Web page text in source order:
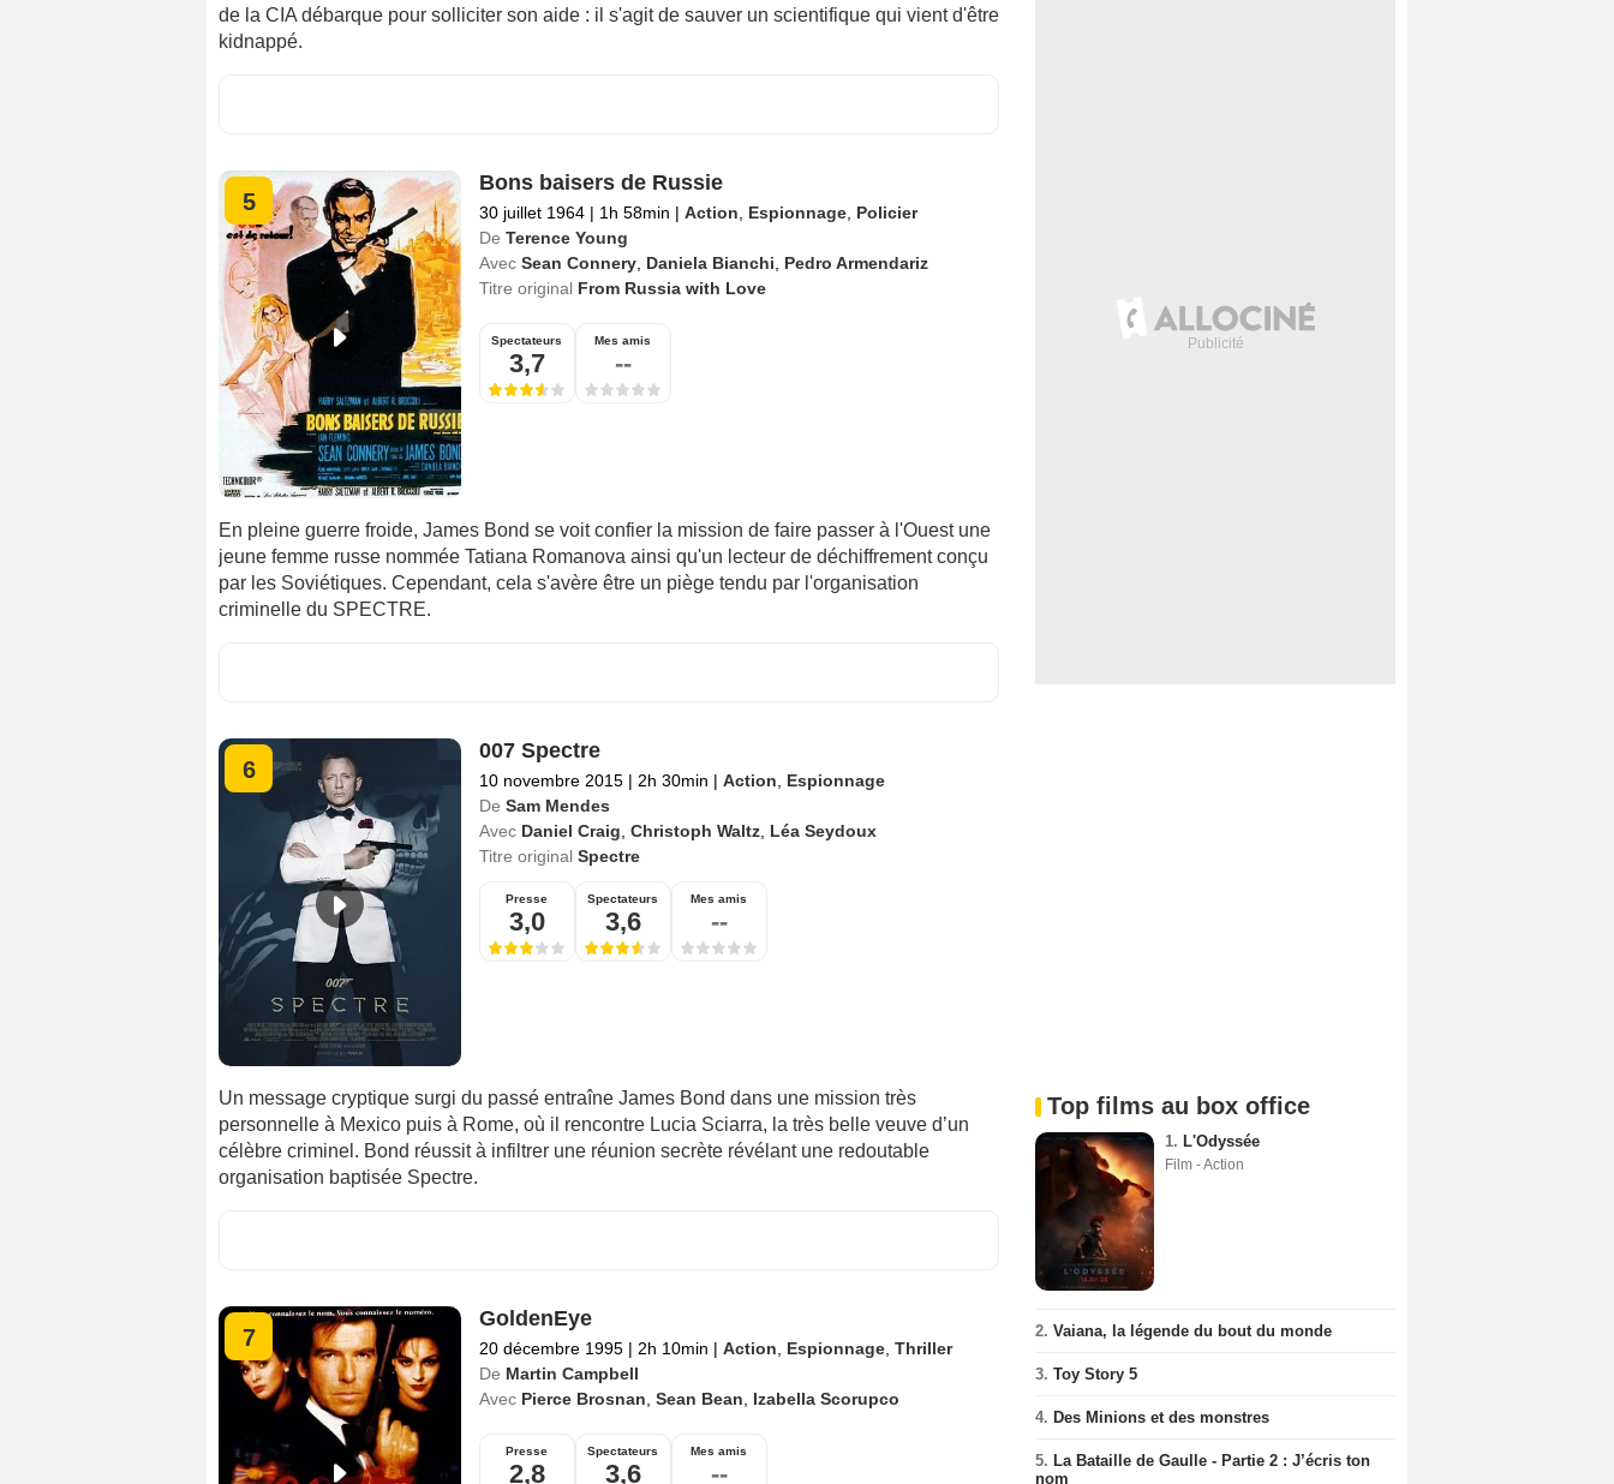
de la CIA débarque pour solliciter son aide : il s'agit de sauver un scientifique qui vient d'être
kidnappé.
5
Bons baisers de Russie
30 juillet 1964 | 1h 58min | Action Espionnage, Policier
De Terence Young
Avec Sean Connery, Daniela Bianchi
Pedro Armendariz
Titre original From Russia with Love
Spectateurs
3,7
Mes amis
--
En pleine guerre froide, James Bond se voit confier la mission de faire passer à l'Ouest une
jeune femme russe nommée Tatiana Romanova ainsi qu'un lecteur de déchiffrement conçu
par les Soviétiques. Cependant, cela s'avère être un piège tendu par l'organisation
criminelle du SPECTRE.
6
007 Spectre
10 novembre 2015 | 2h 30min | Action
Espionnage
De Sam Mendes
Avec Daniel Craig Christoph Waltz, Léa Seydoux
Titre original Spectre
Presse
3,0
Spectateurs
3,6
Mes amis
--
Un message cryptique surgi du passé entraîne James Bond dans une mission très
personnelle à Mexico puis à Rome, où il rencontre Lucia Sciarra, la très belle veuve d’un
célèbre criminel. Bond réussit à infiltrer une réunion secrète révélant une redoutable
organisation baptisée Spectre.
7
GoldenEye
20 décembre 1995 | 2h 10min | Action Espionnage, Thriller
De Martin Campbell
Avec Pierce Brosnan Sean Bean Izabella Scorupco
Presse
2,8
Spectateurs
3,6
Mes amis
--
Top films au box office
1. L'Odyssée
Film - Action
2. Vaiana, la légende du bout du monde
3. Toy Story 5
4. Des Minions et des monstres
5. La Bataille de Gaulle - Partie 2 : J’écris ton
nom